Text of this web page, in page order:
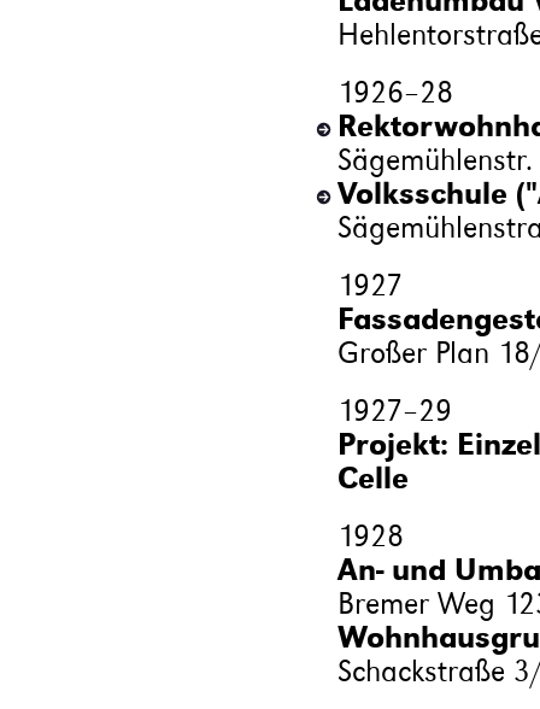
1926–28
Volksschule
1927
Großer Plan
1927–29
Projekt:
Celle
1928
An- und
Bremer Weg
Schackstraße